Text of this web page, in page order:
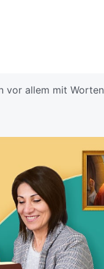
vor allem mit Worten